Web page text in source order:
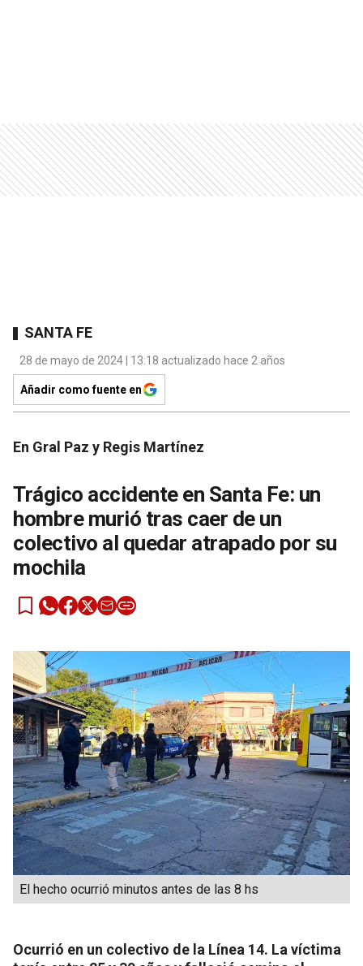
SANTA FE
28 de mayo de 2024 | 13:18 actualizado hace 2 años
Añadir como fuente en
En Gral Paz y Regis Martínez
Trágico accidente en Santa Fe: un
hombre murió tras caer de un
colectivo al quedar atrapado por su
mochila
El hecho ocurrió minutos antes de las 8 hs
Ocurrió en un colectivo de la Línea 14. La víctima